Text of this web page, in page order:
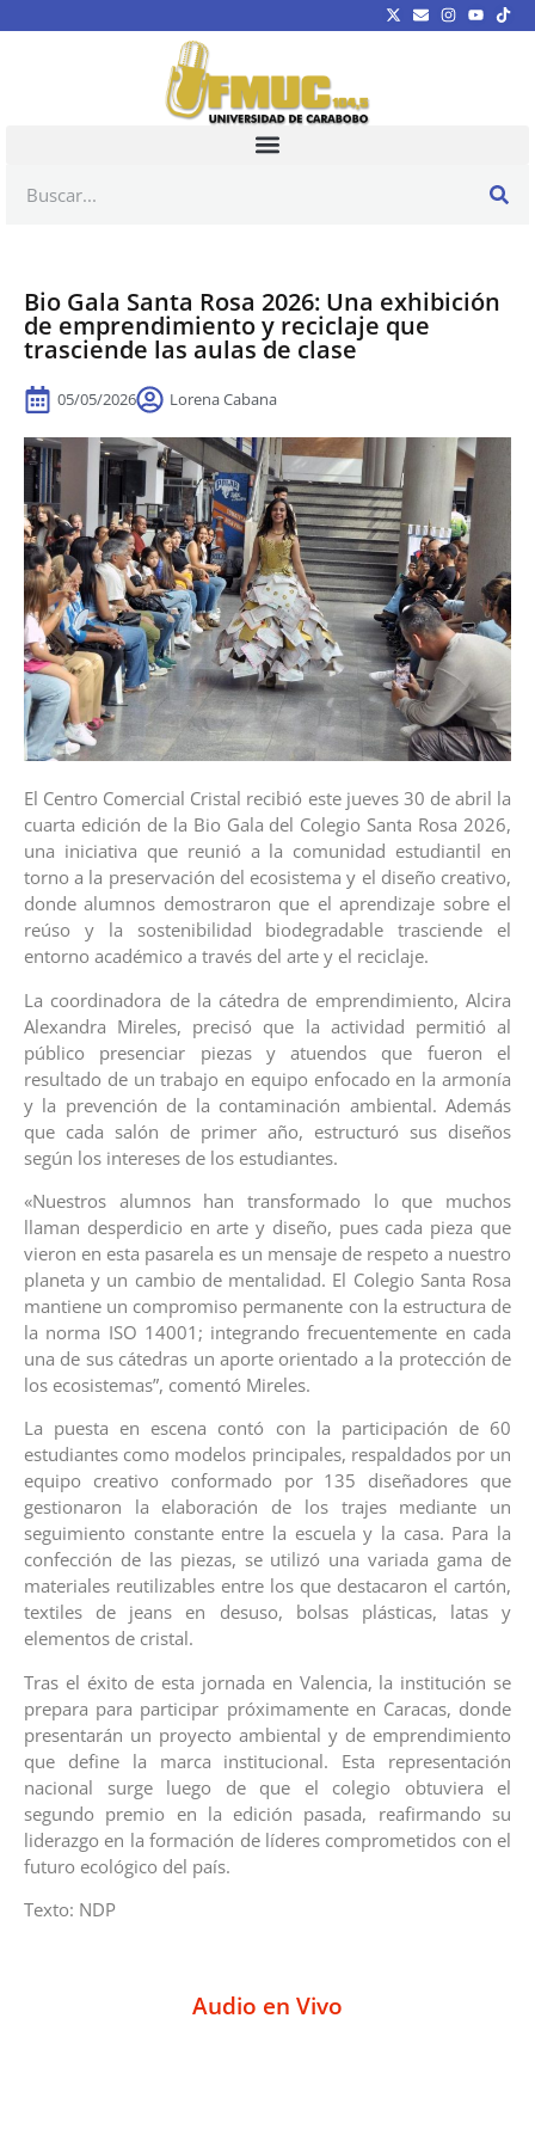
Bio Gala Santa Rosa 2026: Una exhibición
de emprendimiento y reciclaje que
trasciende las aulas de clase
05/05/2026 Lorena Cabana
El Centro Comercial Cristal recibió este jueves 30 de abril la
cuarta edición de la Bio Gala del Colegio Santa Rosa 2026,
una iniciativa que reunió a la comunidad estudiantil en
torno a la preservación del ecosistema y el diseño creativo,
donde alumnos demostraron que el aprendizaje sobre el
reúso y la sostenibilidad biodegradable trasciende el
entorno académico a través del arte y el reciclaje.
La coordinadora de la cátedra de emprendimiento, Alcira
Alexandra Mireles, precisó que la actividad permitió al
público presenciar piezas y atuendos que fueron el
resultado de un trabajo en equipo enfocado en la armonía
y la prevención de la contaminación ambiental. Además
que cada salón de primer año, estructuró sus diseños
según los intereses de los estudiantes.
«Nuestros alumnos han transformado lo que muchos
llaman desperdicio en arte y diseño, pues cada pieza que
vieron en esta pasarela es un mensaje de respeto a nuestro
planeta y un cambio de mentalidad. El Colegio Santa Rosa
mantiene un compromiso permanente con la estructura de
la norma ISO 14001; integrando frecuentemente en cada
una de sus cátedras un aporte orientado a la protección de
los ecosistemas”, comentó Mireles.
La puesta en escena contó con la participación de 60
estudiantes como modelos principales, respaldados por un
equipo creativo conformado por 135 diseñadores que
gestionaron la elaboración de los trajes mediante un
seguimiento constante entre la escuela y la casa. Para la
confección de las piezas, se utilizó una variada gama de
materiales reutilizables entre los que destacaron el cartón,
textiles de jeans en desuso, bolsas plásticas, latas y
elementos de cristal.
Tras el éxito de esta jornada en Valencia, la institución se
prepara para participar próximamente en Caracas, donde
presentarán un proyecto ambiental y de emprendimiento
que define la marca institucional. Esta representación
nacional surge luego de que el colegio obtuviera el
segundo premio en la edición pasada, reafirmando su
liderazgo en la formación de líderes comprometidos con el
futuro ecológico del país.
Texto: NDP
Audio en Vivo